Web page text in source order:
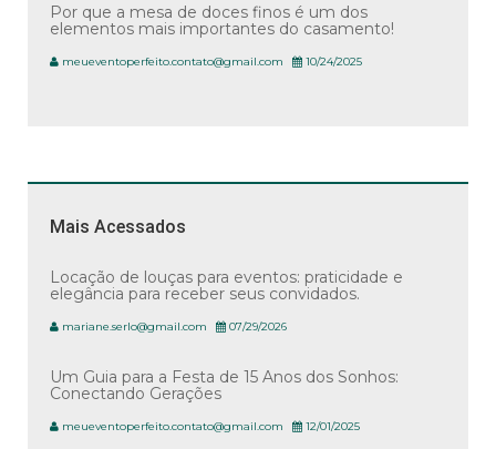
Por que a mesa de doces finos é um dos
elementos mais importantes do casamento!
meueventoperfeito.contato@gmail.com 10/24/2025
Mais Acessados
Locação de louças para eventos: praticidade e
elegância para receber seus convidados.
mariane.serlo@gmail.com 07/29/2026
Um Guia para a Festa de 15 Anos dos Sonhos:
Conectando Gerações
meueventoperfeito.contato@gmail.com 12/01/2025